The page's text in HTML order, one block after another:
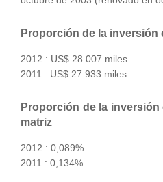
Proporción de la inversión
2012 : US$ 28.007 miles
2011 : US$ 27.933 miles
Proporción de la
matriz
2012 : 0,089%
2011 : 0,134%